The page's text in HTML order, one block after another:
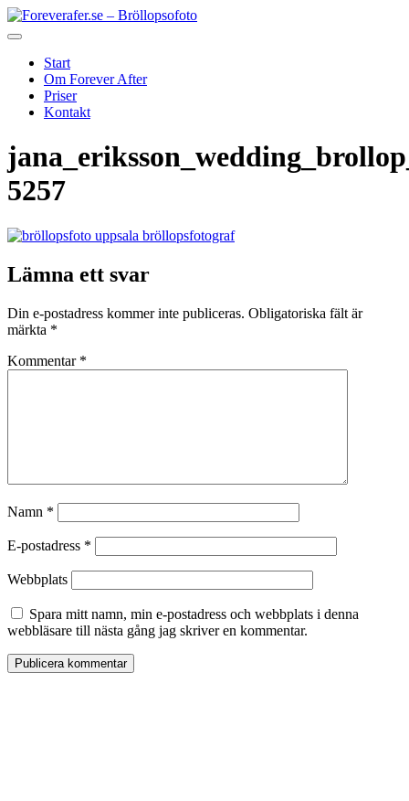
Start
Om Forever After
Priser
Kontakt
5257
Lämna ett svar
Din e-postadress kommer inte publiceras. Obligatoriska fält är
märkta *
Kommentar *
Namn *
E-postadress *
Webbplats
Spara mitt namn, min e-postadress och webbplats i denna
webbläsare till nästa gång jag skriver en kommentar.